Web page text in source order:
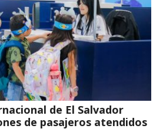
de El Salvador
de pasajeros atendidos